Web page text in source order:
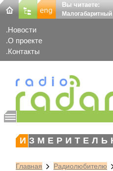
Вы читаете:
Новости
О проекте
Контакты
Главная Радиолюбителю